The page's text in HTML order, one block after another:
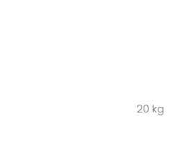
20 kg